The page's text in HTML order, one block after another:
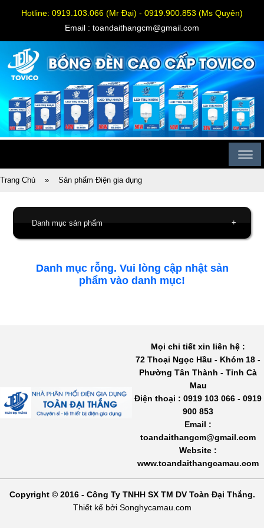
Hotline: 0919.103.066 (Mr Đại) - 0919.900.853 (Ms Quyên)
Email : toandaithangcm@gmail.com
Trang Chủ » Sản phẩm Điện gia dụng
Danh mục sản phẩm +
Danh mục rỗng. Vui lòng cập nhật sản
phẩm vào danh mục!
Mọi chi tiết xin liên hệ :
72 Thoại Ngọc Hầu - Khóm 18 -
Phường Tân Thành - Tỉnh Cà
Mau
Điện thoại : 0919 103 066 - 0919
900 853
Email :
toandaithangcm@gmail.com
Website :
www.toandaithangcamau.com
Copyright © 2016 - Công Ty TNHH SX TM DV Toàn Đại Thắng.
Thiết kế bởi Songhycamau.com